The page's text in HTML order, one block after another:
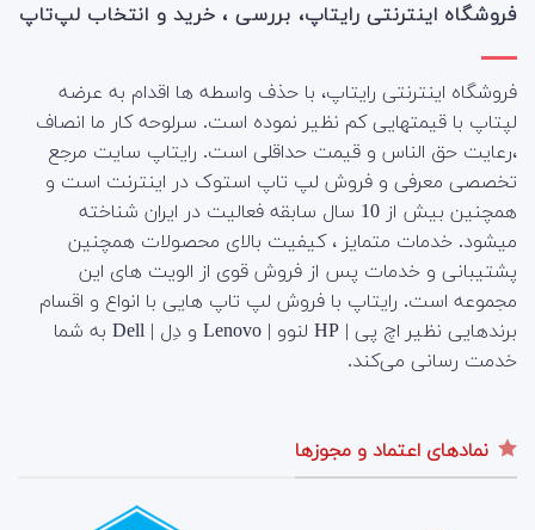
فروشگاه اینترنتی رایتاپ، بررسی ، خرید و انتخاب لپ‌تاپ
فروشگاه اینترنتی رایتاپ، با حذف واسطه ها اقدام به عرضه
لپتاپ با قیمتهایی کم نظیر نموده است. سرلوحه کار ما انصاف
،رعایت حق الناس و قیمت حداقلی است. رایتاپ سایت مرجع
تخصصی معرفی و فروش لپ تاپ استوک در اینترنت است و
همچنین بیش از 10 سال سابقه فعالیت در ایران شناخته
میشود. خدمات متمایز ، کیفیت بالای محصولات همچنین
پشتیبانی و خدمات پس از فروش قوی از الویت های این
مجموعه است. رایتاپ با فروش لپ تاپ هایی با انواع و اقسام
برندهایی نظیر اچ پی | HP لنوو | Lenovo و دِل | Dell به شما
خدمت رسانی می‌کند.
نمادهای اعتماد و مجوزها